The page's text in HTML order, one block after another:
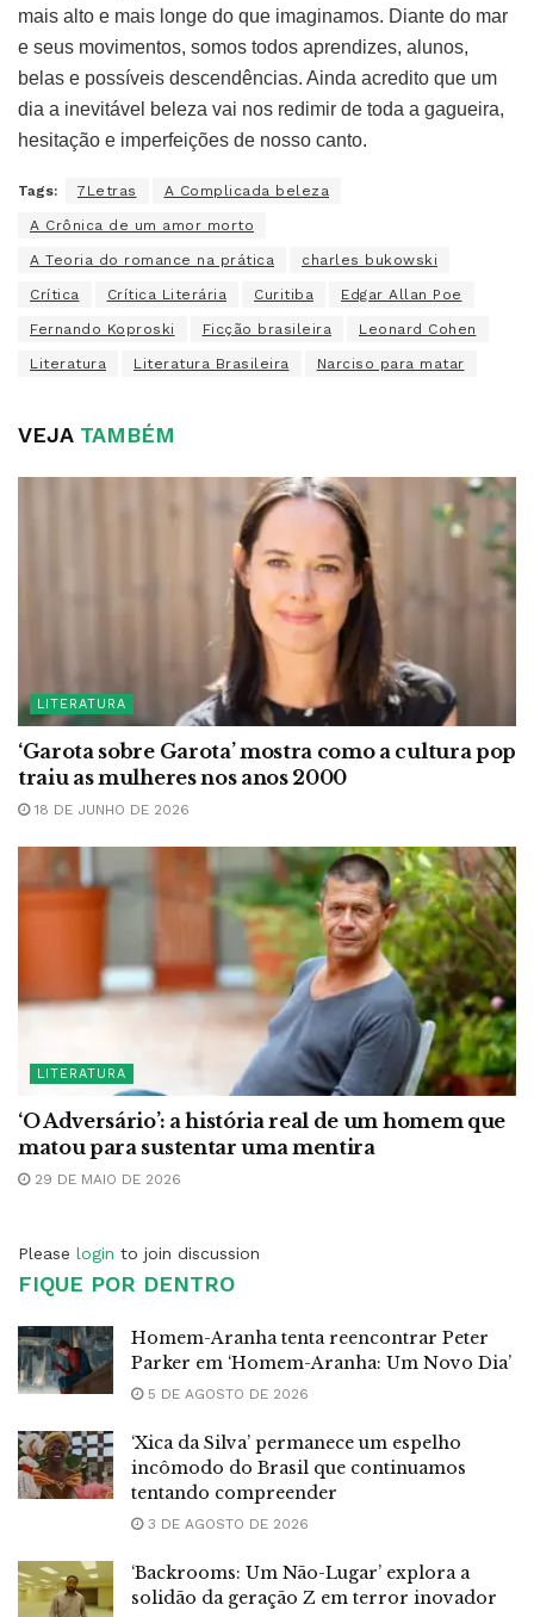
mais alto e mais longe do que imaginamos. Diante do mar
e seus movimentos, somos todos aprendizes, alunos,
belas e possíveis descendências. Ainda acredito que um
dia a inevitável beleza vai nos redimir de toda a gagueira,
hesitação e imperfeições de nosso canto.
Tags: 7Letras A Complicada beleza
A Crônica de um amor morto
A Teoria do romance na prática charles bukowski
Crítica Crítica Literária Curitiba Edgar Allan Poe
Fernando Koproski Ficção brasileira Leonard Cohen
Literatura Literatura Brasileira Narciso para matar
VEJATAMBÉM
LITERATURA
‘Garota sobre Garota’ mostra como a cultura pop
traiu as mulheres nos anos 2000
18 DE JUNHO DE 2026
LITERATURA
‘O Adversário’: a história real de um homem que
matou para sustentar uma mentira
29 DE MAIO DE 2026
Please login to join discussion
FIQUE POR DENTRO
Homem-Aranha tenta reencontrar Peter
Parker em ‘Homem-Aranha: Um Novo Dia’
5 DE AGOSTO DE 2026
‘Xica da Silva’ permanece um espelho
incômodo do Brasil que continuamos
tentando compreender
3 DE AGOSTO DE 2026
‘Backrooms: Um Não-Lugar’ explora a
solidão da geração Z em terror inovador